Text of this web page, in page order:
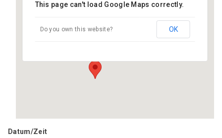
Gerätehaus Edingen
Gartenstraße 6 - Edingen-Neckarhausen
This page can't load Google Maps correctly.
Do you own this website? OK
Datum/Zeit